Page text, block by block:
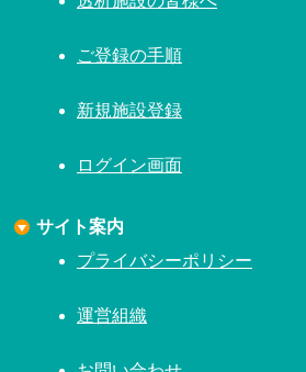
ご登録の手順
新規施設登録
ログイン画面
サイト案内
プライバシーポリシー
運営組織